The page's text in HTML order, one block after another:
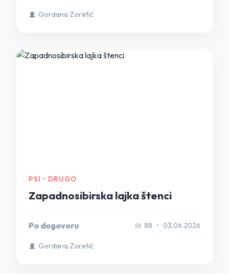
Gordana Zoretić
PSI • DRUGO
Zapadnosibirska lajka štenci
Po dogovoru 88 • 03.06.2026
Gordana Zoretić